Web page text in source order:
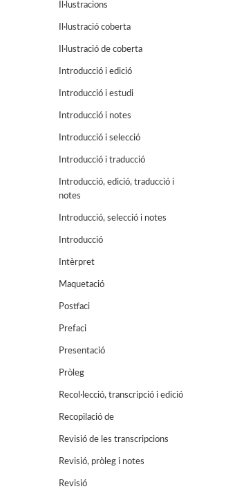
Il·lustracions
Il·lustració coberta
Il·lustració de coberta
Introducció i edició
Introducció i estudi
Introducció i notes
Introducció i selecció
Introducció i traducció
Introducció, edició, traducció i
notes
Introducció, selecció i notes
Introducció
Intèrpret
Maquetació
Postfaci
Prefaci
Presentació
Pròleg
Recol·lecció, transcripció i edició
Recopilació de
Revisió de les transcripcions
Revisió, pròleg i notes
Revisió